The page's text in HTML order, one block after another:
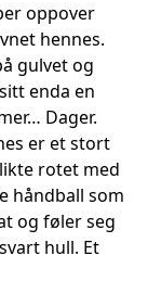
oppover
hennes.
gulvet og
enda en
Dager.
er et stort
rotet med
håndball som
og føler seg
hull. Et